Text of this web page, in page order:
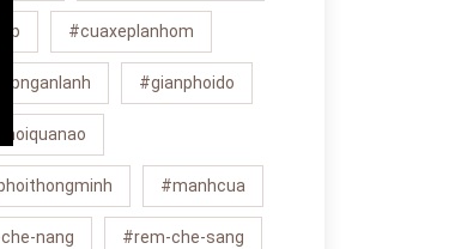
#cuaxeplanhom
#gianphoido
#manhcua
nang #rem-che-sang